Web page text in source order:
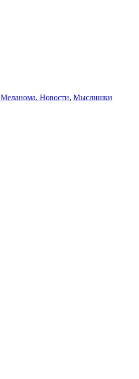
Меланома. Новости, Мыслишки